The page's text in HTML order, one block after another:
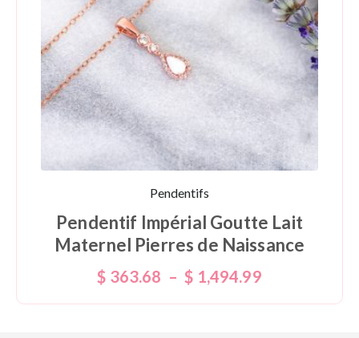
Pendentifs
Pendentif Impérial Goutte Lait
Maternel Pierres de Naissance
$ 363.68 – $ 1,494.99